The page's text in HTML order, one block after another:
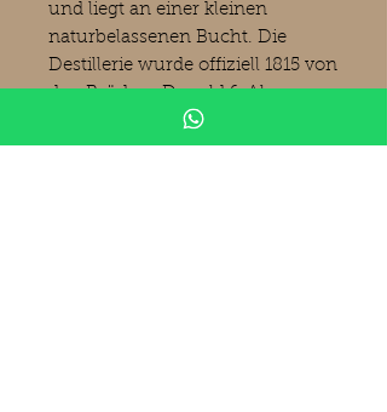
und liegt an einer kleinen
naturbelassenen Bucht. Die
Destillerie wurde offiziell 1815 von
den Brüdern Donald & Alex
Johnston gegründet. Die
Gebäude der Brennerei stehen